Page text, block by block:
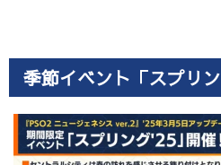
季節イベント「スプリ